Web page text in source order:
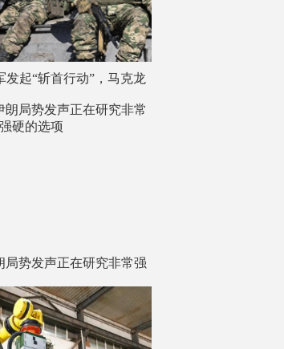
发起“斩首行动”，马克龙
，俄夸奖特朗普？
局势发声正在研究非常强
硬的选项